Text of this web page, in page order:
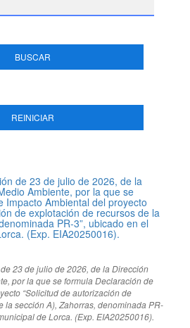
BUSCAR
REINICIAR
de 23 de julio de 2026, de la
Ambiente, por la que se
Impacto Ambiental del proyecto
de explotación de recursos de la
PR-3”, ubicado en el
(Exp. EIA20250016).
23 de julio de 2026, de la Dirección
por la que se formula Declaración de
“Solicitud de autorización de
la sección A), Zahorras, denominada PR-
de Lorca. (Exp. EIA20250016).